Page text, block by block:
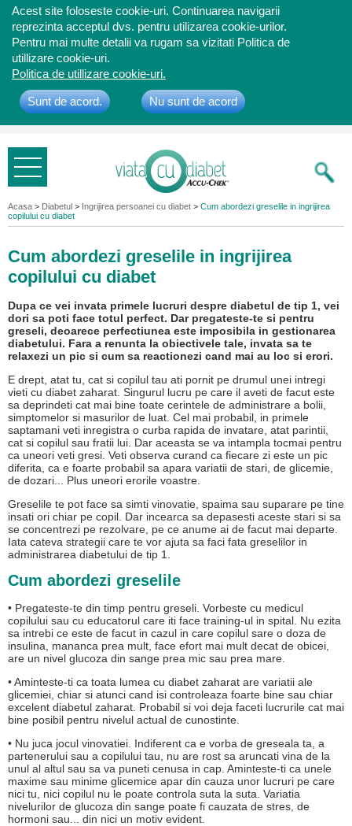
Acest site foloseste cookie-uri. Continuarea navigarii
reprezinta acceptul dvs. pentru utilizarea cookie-urilor.
Pentru mai multe detalii va rugam sa vizitati Politica de
utillizare cookie-uri.
Politica de utillizare cookie-uri.
Sunt de acord. Nu sunt de acord
Bine ati
venit
Acasa > Diabetul > Ingrijirea persoanei cu diabet > Cum abordezi greselile in ingrijirea
copilului cu diabet
Cum abordezi greselile in ingrijirea
copilului cu diabet
Dupa ce vei invata primele lucruri despre diabetul de tip 1, vei
dori sa poti face totul perfect. Dar pregateste-te si pentru
greseli, deoarece perfectiunea este imposibila in gestionarea
diabetului. Fara a renunta la obiectivele tale, invata sa te
relaxezi un pic si cum sa reactionezi cand mai au loc si erori.
E drept, atat tu, cat si copilul tau ati pornit pe drumul unei intregi
vieti cu diabet zaharat. Singurul lucru pe care il aveti de facut este
sa deprindeti cat mai bine toate cerintele de administrare a bolii,
simptomelor si masurilor de luat. Cel mai probabil, in primele
saptamani veti inregistra o curba rapida de invatare, atat parintii,
cat si copilul sau fratii lui. Dar aceasta se va intampla tocmai pentru
ca uneori veti gresi. Veti observa curand ca fiecare zi este un pic
diferita, ca e foarte probabil sa apara variatii de stari, de glicemie,
de dozari... Plus uneori erorile voastre.
Greselile te pot face sa simti vinovatie, spaima sau suparare pe tine
insati ori chiar pe copil. Dar incearca sa depasesti aceste stari si sa
se concentrezi pe rezolvare, pe ce anume ai de facut mai departe.
Iata cateva strategii care te vor ajuta sa faci fata greselilor in
administrarea diabetului de tip 1.
Cum abordezi greselile
• Pregateste-te din timp pentru greseli. Vorbeste cu medicul
copilului sau cu educatorul care iti face training-ul in spital. Nu ezita
sa intrebi ce este de facut in cazul in care copilul sare o doza de
insulina, mananca prea mult, face efort mai mult decat de obicei,
are un nivel glucoza din sange prea mic sau prea mare.
• Aminteste-ti ca toata lumea cu diabet zaharat are variatii ale
glicemiei, chiar si atunci cand isi controleaza foarte bine sau chiar
excelent diabetul zaharat. Probabil si voi deja faceti lucrurile cat mai
bine posibil pentru nivelul actual de cunostinte.
• Nu juca jocul vinovatiei. Indiferent ca e vorba de greseala ta, a
partenerului sau a copilului tau, nu are rost sa aruncati vina de la
unul al altul sau sa va puneti cenusa in cap. Aminteste-ti ca unele
maxime sau minime glicemice apar din cauza unor lucruri pe care
nici tu, nici copilul nu le poate controla suta la suta. Variatia
nivelurilor de glucoza din sange poate fi cauzata de stres, de
hormoni sau... din nici un motiv evident.